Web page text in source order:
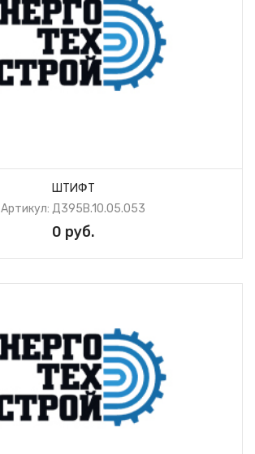
ШТИФТ
Артикул: Д395В.10.05.053
0 руб.